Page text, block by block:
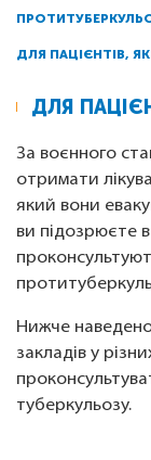
ДЛЯ ПАЦІЄНТІВ,
ДЛЯ
За воєнного
отримати
який вони
ви підозрюєте
Нижче
закладів у
туберкульозу.